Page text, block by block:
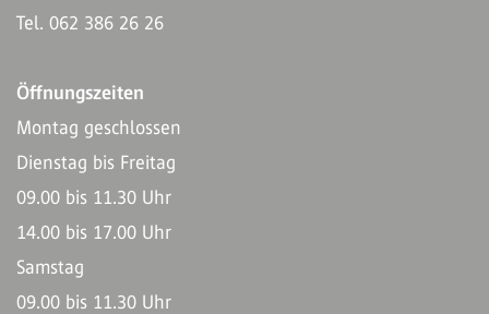
Tel. 062 386 26 26
Öffnungszeiten
Montag geschlossen
Dienstag bis Freitag
09.00 bis 11.30 Uhr
14.00 bis 17.00 Uhr
Samstag
09.00 bis 11.30 Uhr